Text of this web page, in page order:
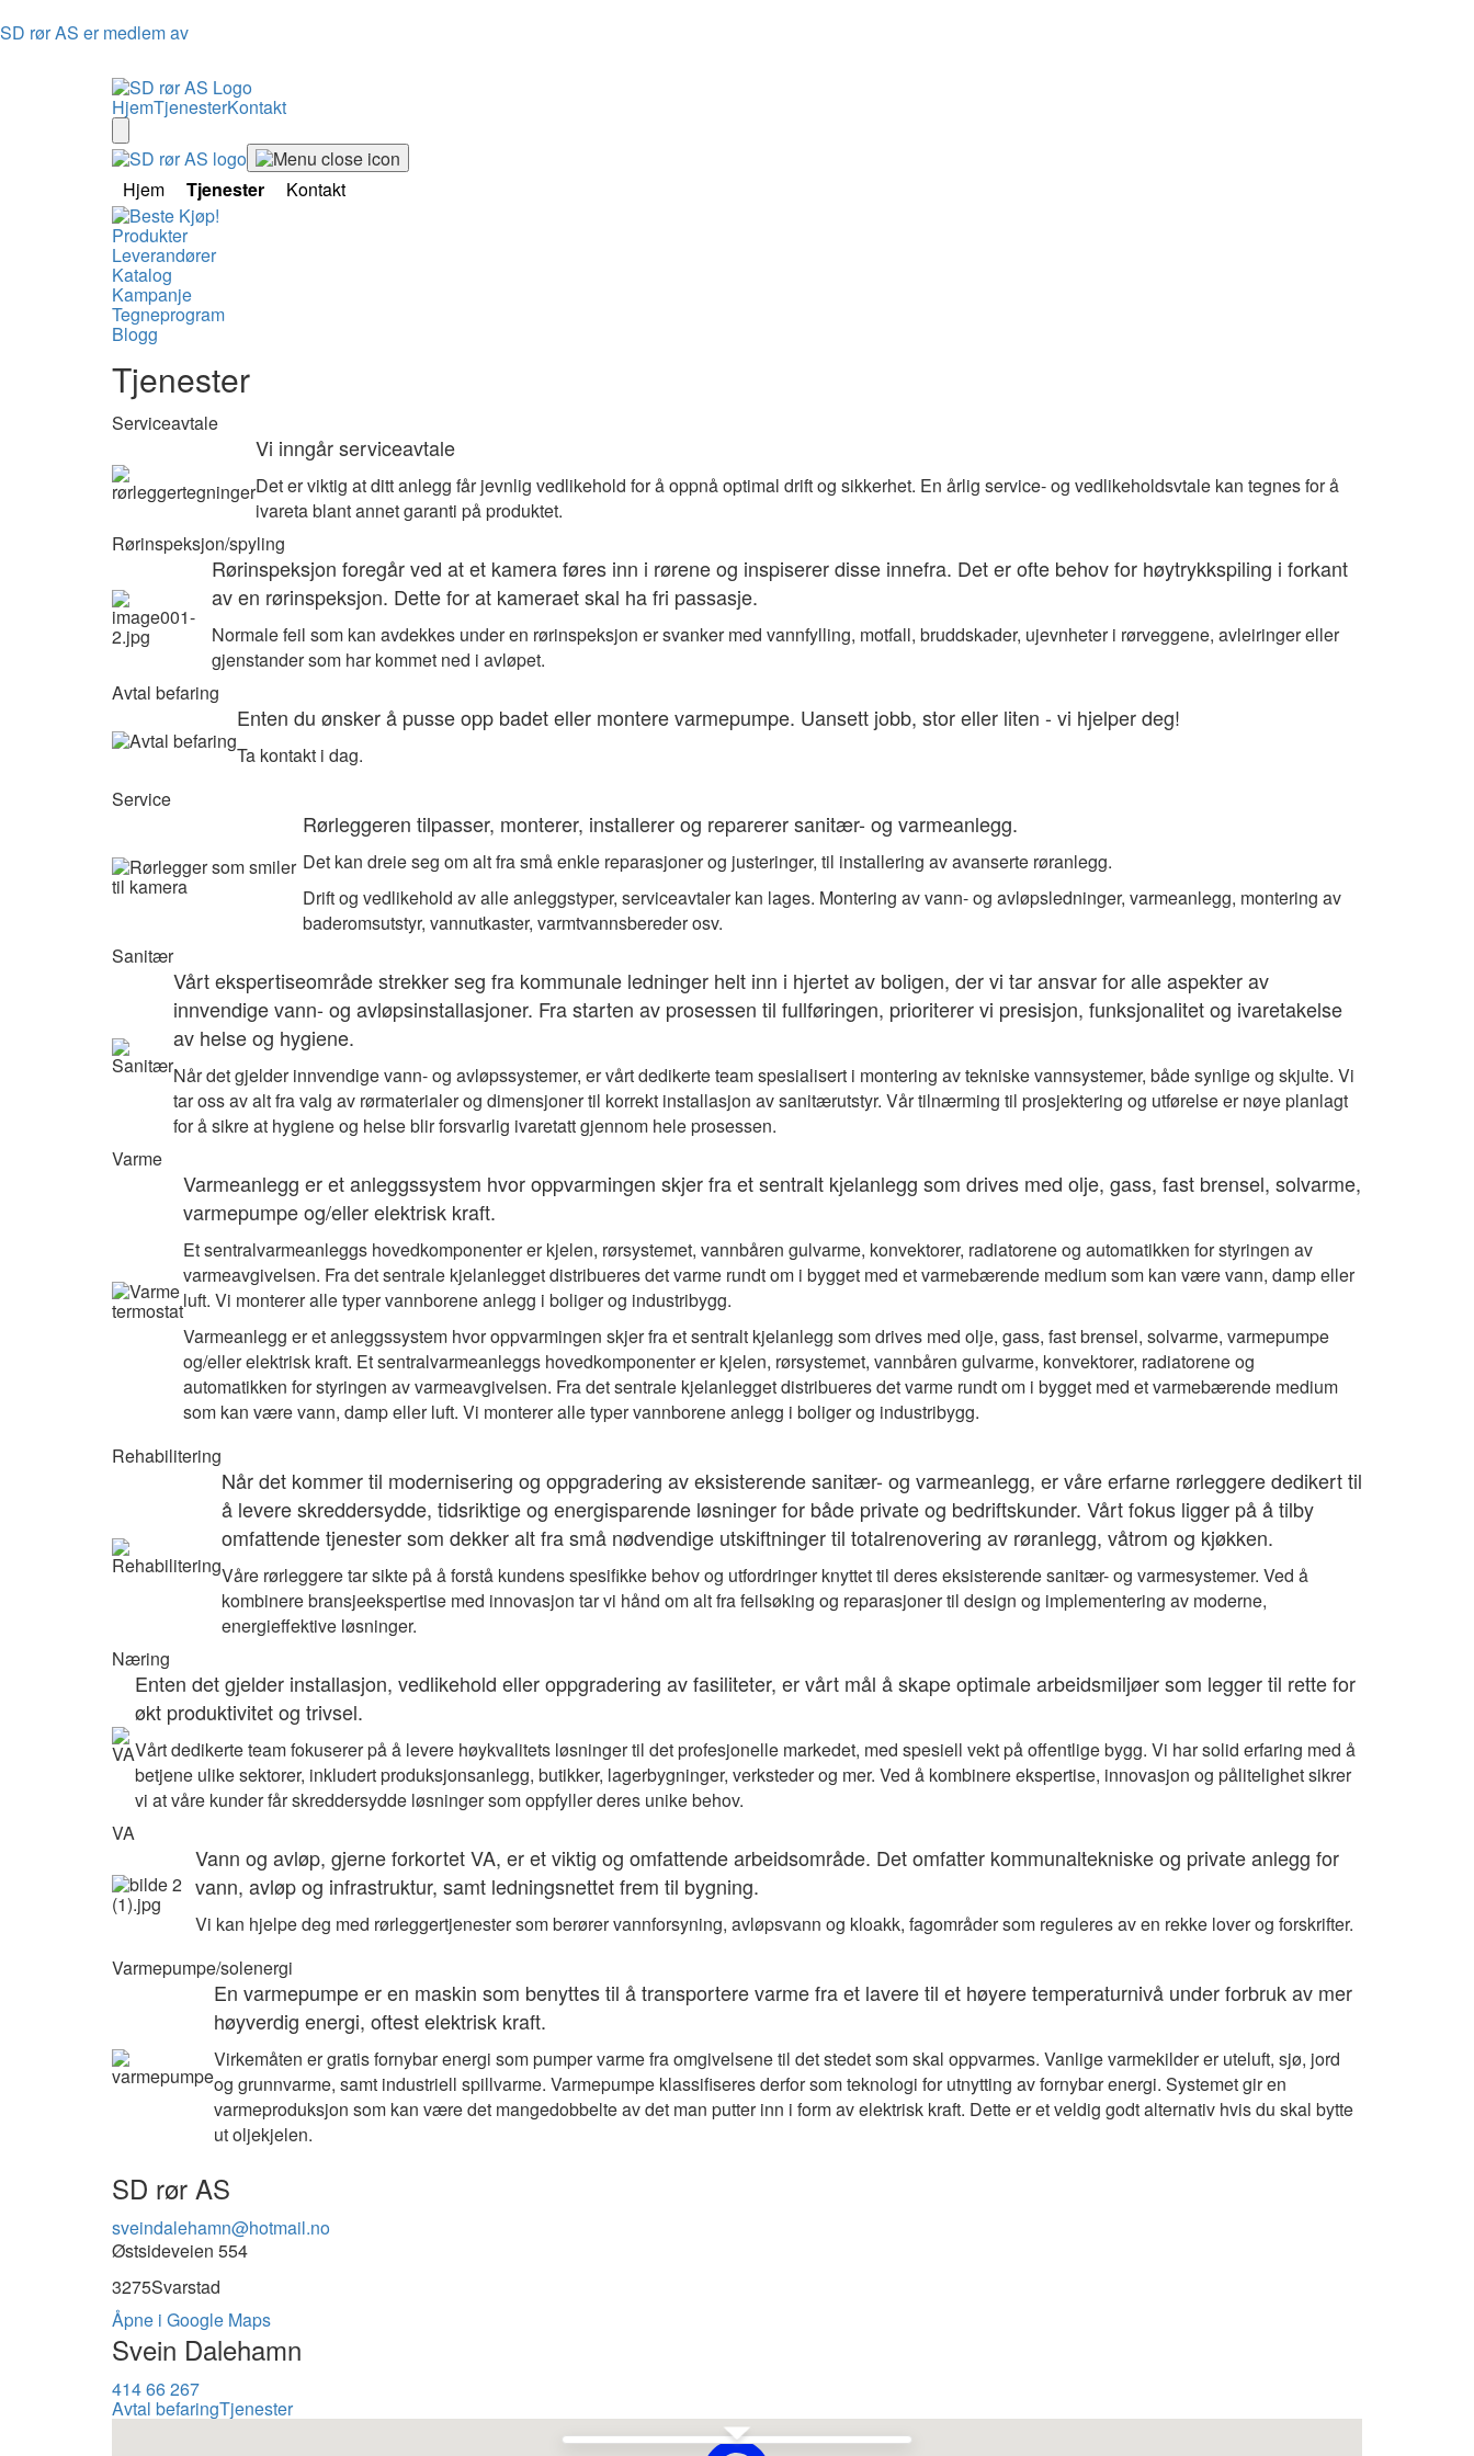
SD rør AS er medlem av
HjemTjenesterKontakt
Hjem Tjenester
Kontakt
Produkter
Leverandører
Katalog
Kampanje
Tegneprogram
Blogg
Tjenester
Serviceavtale
Vi inngår serviceavtale
Det er viktig at ditt anlegg får jevnlig vedlikehold for å oppnå optimal drift og sikkerhet. En årlig service- og vedlikeholdsvtale kan tegnes for å
ivareta blant annet garanti på produktet.
Rørinspeksjon/spyling
Rørinspeksjon foregår ved at et kamera føres inn i rørene og inspiserer disse innefra. Det er ofte behov for høytrykkspiling i forkant
av en rørinspeksjon. Dette for at kameraet skal ha fri passasje.
Normale feil som kan avdekkes under en rørinspeksjon er svanker med vannfylling, motfall, bruddskader, ujevnheter i rørveggene, avleiringer eller
gjenstander som har kommet ned i avløpet.
Avtal befaring
Enten du ønsker å pusse opp badet eller montere varmepumpe. Uansett jobb, stor eller liten - vi hjelper deg!
Ta kontakt i dag.
Service
Rørleggeren tilpasser, monterer, installerer og reparerer sanitær- og varmeanlegg.
Det kan dreie seg om alt fra små enkle reparasjoner og justeringer, til installering av avanserte røranlegg.
Drift og vedlikehold av alle anleggstyper, serviceavtaler kan lages. Montering av vann- og avløpsledninger, varmeanlegg, montering av
baderomsutstyr, vannutkaster, varmtvannsbereder osv.
Sanitær
Vårt ekspertiseområde strekker seg fra kommunale ledninger helt inn i hjertet av boligen, der vi tar ansvar for alle aspekter av
innvendige vann- og avløpsinstallasjoner. Fra starten av prosessen til fullføringen, prioriterer vi presisjon, funksjonalitet og ivaretakelse
av helse og hygiene.
Når det gjelder innvendige vann- og avløpssystemer, er vårt dedikerte team spesialisert i montering av tekniske vannsystemer, både synlige og skjulte. Vi
tar oss av alt fra valg av rørmaterialer og dimensjoner til korrekt installasjon av sanitærutstyr. Vår tilnærming til prosjektering og utførelse er nøye planlagt
for å sikre at hygiene og helse blir forsvarlig ivaretatt gjennom hele prosessen.
Varme
Varmeanlegg er et anleggssystem hvor oppvarmingen skjer fra et sentralt kjelanlegg som drives med olje, gass, fast brensel, solvarme,
varmepumpe og/eller elektrisk kraft.
Et sentralvarmeanleggs hovedkomponenter er kjelen, rørsystemet, vannbåren gulvarme, konvektorer, radiatorene og automatikken for styringen av
varmeavgivelsen. Fra det sentrale kjelanlegget distribueres det varme rundt om i bygget med et varmebærende medium som kan være vann, damp eller
luft. Vi monterer alle typer vannborene anlegg i boliger og industribygg.
Varmeanlegg er et anleggssystem hvor oppvarmingen skjer fra et sentralt kjelanlegg som drives med olje, gass, fast brensel, solvarme, varmepumpe
og/eller elektrisk kraft. Et sentralvarmeanleggs hovedkomponenter er kjelen, rørsystemet, vannbåren gulvarme, konvektorer, radiatorene og
automatikken for styringen av varmeavgivelsen. Fra det sentrale kjelanlegget distribueres det varme rundt om i bygget med et varmebærende medium
som kan være vann, damp eller luft. Vi monterer alle typer vannborene anlegg i boliger og industribygg.
Rehabilitering
Når det kommer til modernisering og oppgradering av eksisterende sanitær- og varmeanlegg, er våre erfarne rørleggere dedikert til
å levere skreddersydde, tidsriktige og energisparende løsninger for både private og bedriftskunder. Vårt fokus ligger på å tilby
omfattende tjenester som dekker alt fra små nødvendige utskiftninger til totalrenovering av røranlegg, våtrom og kjøkken.
Våre rørleggere tar sikte på å forstå kundens spesifikke behov og utfordringer knyttet til deres eksisterende sanitær- og varmesystemer. Ved å
kombinere bransjeekspertise med innovasjon tar vi hånd om alt fra feilsøking og reparasjoner til design og implementering av moderne,
energieffektive løsninger.
Næring
Enten det gjelder installasjon, vedlikehold eller oppgradering av fasiliteter, er vårt mål å skape optimale arbeidsmiljøer som legger til rette for
økt produktivitet og trivsel.
Vårt dedikerte team fokuserer på å levere høykvalitets løsninger til det profesjonelle markedet, med spesiell vekt på offentlige bygg. Vi har solid erfaring med å
betjene ulike sektorer, inkludert produksjonsanlegg, butikker, lagerbygninger, verksteder og mer. Ved å kombinere ekspertise, innovasjon og pålitelighet sikrer
vi at våre kunder får skreddersydde løsninger som oppfyller deres unike behov.
VA
Vann og avløp, gjerne forkortet VA, er et viktig og omfattende arbeidsområde. Det omfatter kommunaltekniske og private anlegg for
vann, avløp og infrastruktur, samt ledningsnettet frem til bygning.
Vi kan hjelpe deg med rørleggertjenester som berører vannforsyning, avløpsvann og kloakk, fagområder som reguleres av en rekke lover og forskrifter.
Varmepumpe/solenergi
En varmepumpe er en maskin som benyttes til å transportere varme fra et lavere til et høyere temperaturnivå under forbruk av mer
høyverdig energi, oftest elektrisk kraft.
Virkemåten er gratis fornybar energi som pumper varme fra omgivelsene til det stedet som skal oppvarmes. Vanlige varmekilder er uteluft, sjø, jord
og grunnvarme, samt industriell spillvarme. Varmepumpe klassifiseres derfor som teknologi for utnytting av fornybar energi. Systemet gir en
varmeproduksjon som kan være det mangedobbelte av det man putter inn i form av elektrisk kraft. Dette er et veldig godt alternativ hvis du skal bytte
ut oljekjelen.
SD rør AS
sveindalehamn@hotmail.no
Østsideveien 554
3275Svarstad
Åpne i Google Maps
Svein Dalehamn
414 66 267
Avtal befaringTjenester